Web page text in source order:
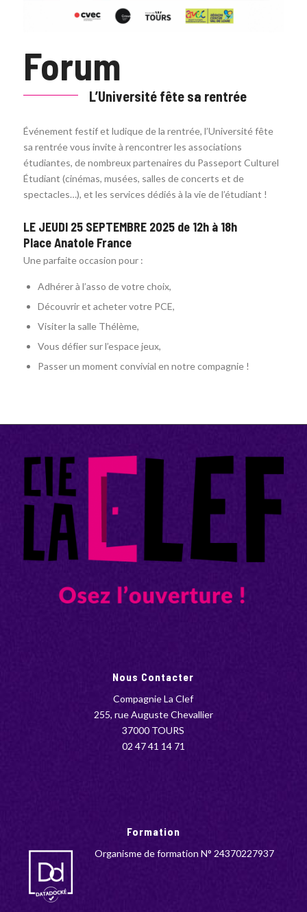
Forum
L’Université fête sa rentrée
Événement festif et ludique de la rentrée, l’Université fête
sa rentrée vous invite à rencontrer les associations
étudiantes, de nombreux partenaires du Passeport Culturel
Étudiant (cinémas, musées, salles de concerts et de
spectacles…), et les services dédiés à la vie de l’étudiant !
LE JEUDI 25 SEPTEMBRE 2025 de 12h à 18h
Place Anatole France
Une parfaite occasion pour :
Adhérer à l’asso de votre choix,
Découvrir et acheter votre PCE,
Visiter la salle Thélème,
Vous défier sur l’espace jeux,
Passer un moment convivial en notre compagnie !
Nous Contacter
Compagnie La Clef
255, rue Auguste Chevallier
37000 TOURS
02 47 41 14 71
Formation
Organisme de formation N° 24370227937